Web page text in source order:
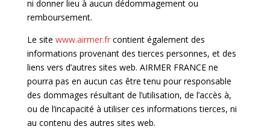
ni donner lieu à aucun dédommagement ou
remboursement.
Le site www.airmer.frcontient également des
informations provenant des tierces personnes, et des
liens vers d’autres sites web. AIRMER FRANCE ne
pourra pas en aucun cas être tenu pour responsable
des dommages résultant de l’utilisation, de l’accès à,
ou de l’incapacité à utiliser ces informations tierces, ni
au contenu des autres sites web.